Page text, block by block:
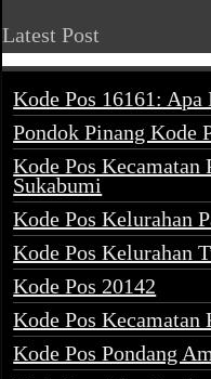
Latest Post
Kode Pos 16161:
Pondok Pinang Kode
Kode Pos Kecamatan
Sukabumi
Kode Pos Kelurahan
Kode Pos Kelurahan
Kode Pos 20142
Kode Pos Kecamatan
Kode Pos Pondang